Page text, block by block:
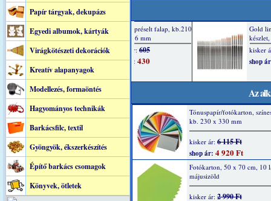
Papír tárgyak, dekupázs
Egyedi albumok, kártyák
Virágkötészeti dekorációk
Kreatív alapanyagok
Modellezés, formaöntés
Hagyományos technikák
Barkácsfilc, textil
Gyöngyök, ékszerkészítés
Építő barkács csomagok
Könyvek, ötletek
Az
Tónuspapír/fotókarton,
kb. 230 x 330 mm
kisker ár: 6 115 Ft
shop ár: 4 920 Ft
Fotókarton, 50 x 70 cm, 10
májusizöld
kisker ár: 2 990 Ft